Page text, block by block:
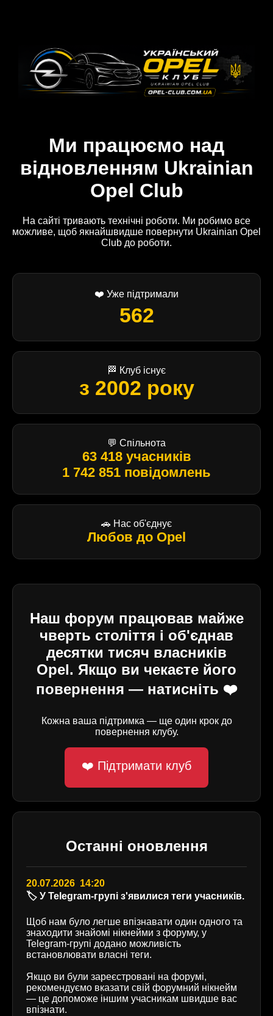
Ми працюємо над
відновленням Ukrainian
Opel Club
На сайті тривають технічні роботи. Ми робимо все
можливе, щоб якнайшвидше повернути Ukrainian Opel
Club до роботи.
❤️ Уже підтримали
562
🏁 Клуб існує
з 2002 року
💬 Спільнота
63 418 учасників
1 742 851 повідомлень
🚗 Нас об'єднує
Любов до Opel
Наш форум працював майже
чверть століття і об'єднав
десятки тисяч власників
Opel. Якщо ви чекаєте його
повернення — натисніть ❤️
Кожна ваша підтримка — ще один крок до
повернення клубу.
❤️ Підтримати клуб
Останні оновлення
20.07.2026 14:20
🏷️ У Telegram-групі з'явилися теги учасників.
Щоб нам було легше впізнавати один одного та
знаходити знайомі нікнейми з форуму, у
Telegram-групі додано можливість
встановлювати власні теги.
Якщо ви були зареєстровані на форумі,
рекомендуємо вказати свій форумний нікнейм
— це допоможе іншим учасникам швидше вас
впізнати.